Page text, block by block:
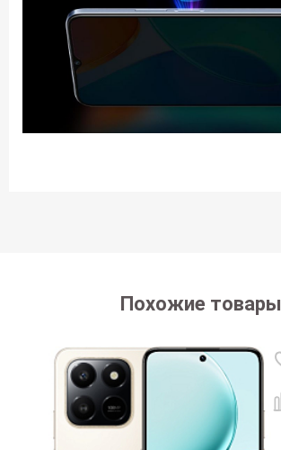
Похожие товары